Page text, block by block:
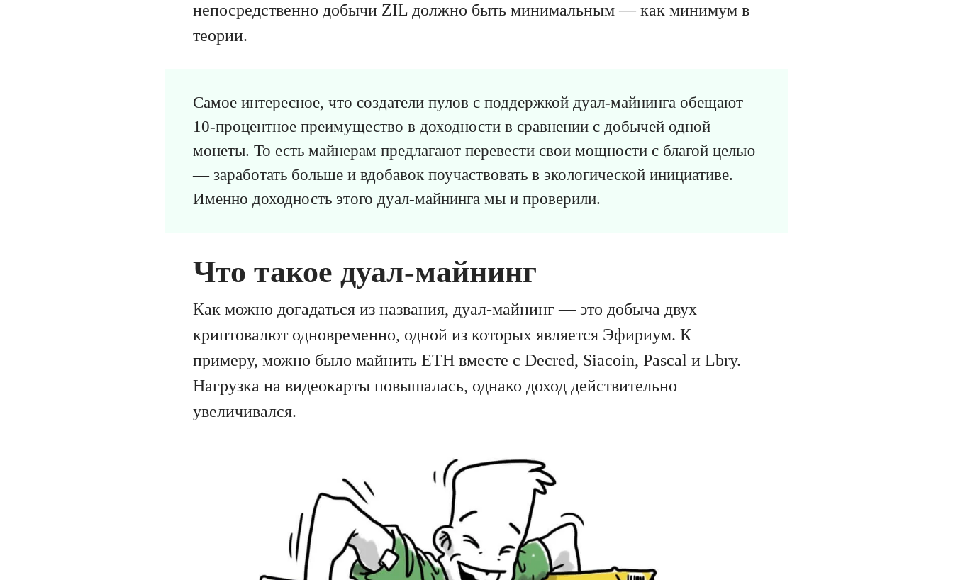
непосредственно добычи ZIL должно быть минимальным — как минимум в
теории.
Самое интересное, что создатели пулов с поддержкой дуал-майнинга обещают
10-процентное преимущество в доходности в сравнении с добычей одной
монеты. То есть майнерам предлагают перевести свои мощности с благой целью
— заработать больше и вдобавок поучаствовать в экологической инициативе.
Именно доходность этого дуал-майнинга мы и проверили.
Что такое дуал-майнинг
Как можно догадаться из названия, дуал-майнинг — это добыча двух
криптовалют одновременно, одной из которых является Эфириум. К
примеру, можно было майнить ETH вместе с Decred, Siacoin, Pascal и Lbry.
Нагрузка на видеокарты повышалась, однако доход действительно
увеличивался.